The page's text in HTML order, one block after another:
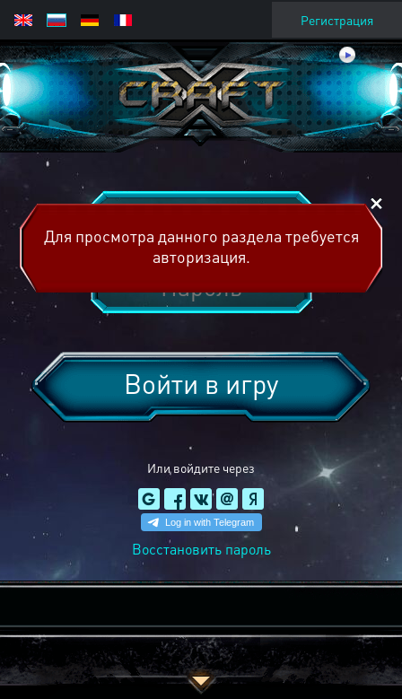
Регистрация
Или войдите через
Войти в игру
Восстановить пароль
Для просмотра данного раздела требуется
авторизация.